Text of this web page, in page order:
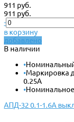
911 руб.
911 руб.
-
в корзину
добавлено
В наличии
•
•Маркировка
0.25А
•
АПД-32 0.1-1.6А